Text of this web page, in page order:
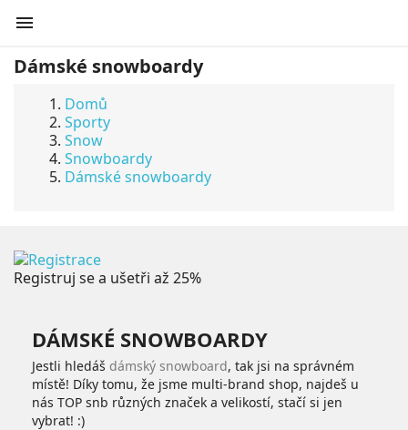

Dámské snowboardy
Domů
Sporty
Snow
Snowboardy
Dámské snowboardy
Registruj se a ušetři až 25%
DÁMSKÉ SNOWBOARDY
Jestli hledáš dámský snowboard, tak jsi na správném
místě! Díky tomu, že jsme multi-brand shop, najdeš u
nás TOP snb různých značek a velikostí, stačí si jen
vybrat! :)